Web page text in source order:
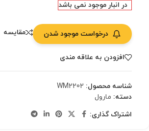
در انبار موجود نمی باشد
درخواست موجود شدن مقایسه
افزودن به علاقه مندی
شناسه محصول: WM2202
دسته: مارول
اشتراک گذاری: